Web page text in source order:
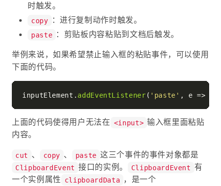
时触发。
copy ：进行复制动作时触发。
paste ：剪贴板内容粘贴到文档后触发。
举例来说，如果希望禁止输入框的粘贴事件，可以使用
下面的代码。
inputElement. addEventListener ( 'paste' , e =>
上面的代码使得用户无法在 <input> 输入框里面粘贴
内容。
cut 、 copy 、 paste 这三个事件的事件对象都是
ClipboardEvent 接口的实例。 ClipboardEvent
有
一个实例属性
clipboardData ，是一个